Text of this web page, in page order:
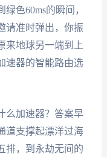
色60ms的瞬间，
请准时弹出，你振
来地球另一端到上
速器的智能路由选
么加速器？答案早
道支撑起漂洋过海
，到永劫无间的